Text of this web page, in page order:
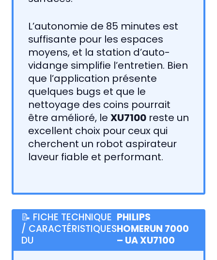
L’autonomie de 85 minutes est
suffisante pour les espaces
moyens, et la station d’auto-
vidange simplifie l’entretien. Bien
que l’application présente
quelques bugs et que le
nettoyage des coins pourrait
être amélioré, le XU7100 reste un
excellent choix pour ceux qui
cherchent un robot aspirateur
laveur fiable et performant.
📝 FICHE TECHNIQUE
/ CARACTÉRISTIQUES
DU
PHILIPS
HOMERUN 7000
– UA XU7100